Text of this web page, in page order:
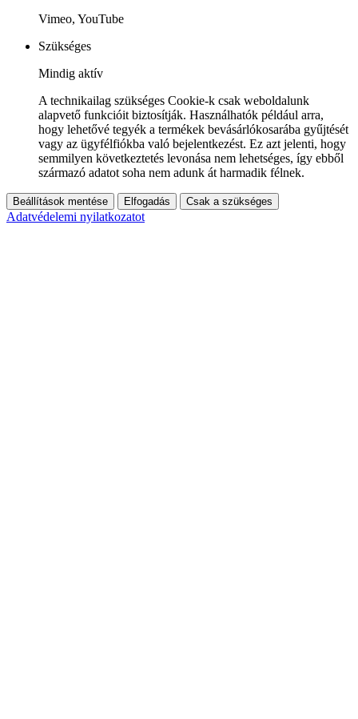
Vimeo, YouTube
Szükséges
Mindig aktív
A technikailag szükséges Cookie-k csak weboldalunk
alapvető funkcióit biztosítják. Használhatók például arra,
hogy lehetővé tegyék a termékek bevásárlókosarába gyűjtését
vagy az ügyfélfiókba való bejelentkezést. Ez azt jelenti, hogy
semmilyen következtetés levonása nem lehetséges, így ebből
származó adatot soha nem adunk át harmadik félnek.
Beállítások mentése Elfogadás Csak a szükséges
Adatvédelemi nyilatkozatot